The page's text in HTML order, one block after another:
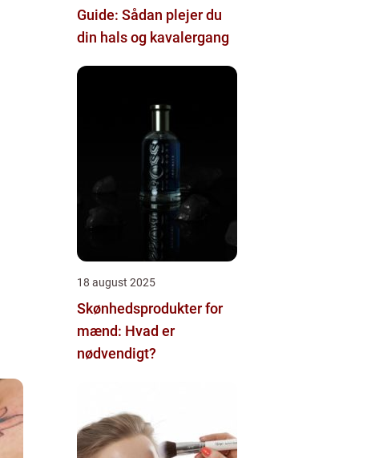
Guide: Sådan plejer du
din hals og kavalergang
18 august 2025
Skønhedsprodukter for
mænd: Hvad er
nødvendigt?